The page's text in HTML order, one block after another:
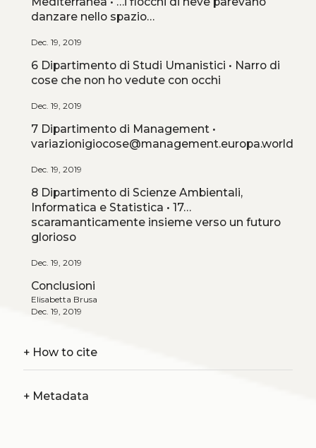
danzare nello spazio…
Dec. 19, 2019
6 Dipartimento di Studi Umanistici • Narro di
cose che non ho vedute con occhi
Dec. 19, 2019
7 Dipartimento di Management •
variazionigiocose@management.europa.world
Dec. 19, 2019
8 Dipartimento di Scienze Ambientali,
Informatica e Statistica • 17…
scaramanticamente insieme verso un futuro
glorioso
Dec. 19, 2019
Conclusioni
Elisabetta Brusa
Dec. 19, 2019
+How to cite
+Metadata